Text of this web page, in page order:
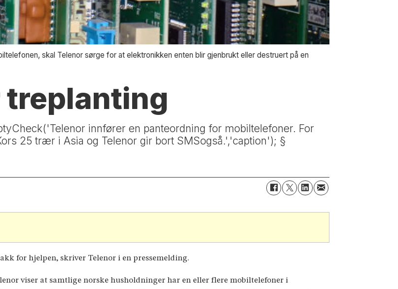
skal Telenor sørge for at elektronikken enten blir gjenbrukt eller destruert på en
innfører en panteordning for mobiltelefoner. For
25 trær i Asia og Telenor gir bort SMSogså.','caption'); §
for hjelpen, skriver Telenor i en pressemelding.
viser at samtlige norske husholdninger har en eller flere mobiltelefoner i